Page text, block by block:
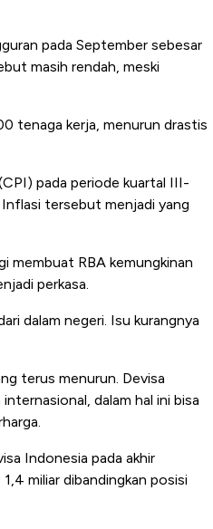
pada September sebesar
masih rendah, meski
tenaga kerja, menurun drastis
pada periode kuartal III-
tersebut menjadi yang
membuat RBA kemungkinan
perkasa.
dalam negeri. Isu kurangnya
terus menurun. Devisa
dalam hal ini bisa
Indonesia pada akhir
miliar dibandingkan posisi
Kubur! Bisnis Furniture &